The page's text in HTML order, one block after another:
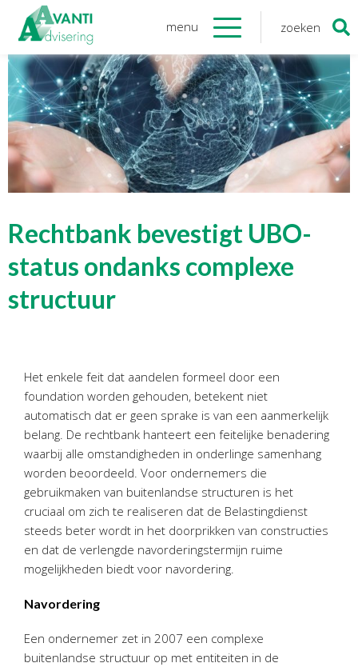
menu zoeken
Organisatie
Onze medewerkers
NOAB gecertificeerd
Algemene verordening
gegevensbescherming
Sponsoring
Onzediensten
Financiele Administratie
Bedrijfseconomisch advies
Belastingadvies Purmerend
Online boekhouden
Nieuws&informatie
Nieuwsbrief
Nieuwsoverzicht
Handige links
Contact
Zoeken
naar:
Rechtbank bevestigt UBO-
status ondanks complexe
structuur
Het enkele feit dat aandelen formeel door een
foundation worden gehouden, betekent niet
automatisch dat er geen sprake is van een aanmerkelijk
belang. De rechtbank hanteert een feitelijke benadering
waarbij alle omstandigheden in onderlinge samenhang
worden beoordeeld. Voor ondernemers die
gebruikmaken van buitenlandse structuren is het
cruciaal om zich te realiseren dat de Belastingdienst
steeds beter wordt in het doorprikken van constructies
en dat de verlengde navorderingstermijn ruime
mogelijkheden biedt voor navordering.
Navordering
Een ondernemer zet in 2007 een complexe
buitenlandse structuur op met entiteiten in de